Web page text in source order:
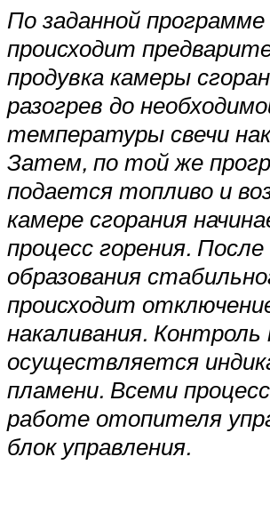
По заданной программе
происходит
продувка камеры
разогрев до
температуры свечи
Затем, по той же
подается топливо и
камере сгорания
процесс горе­ния. После
образования
происходит
накали­вания.
осуществляется
пламени. Всеми
работе отопителя
блок управления.